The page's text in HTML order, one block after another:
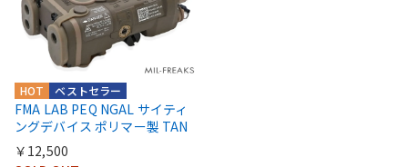
ベストセラー
HOT
FMA LAB PEQ NGAL サイティ
ングデバイス ポリマー製 TAN
￥12,500